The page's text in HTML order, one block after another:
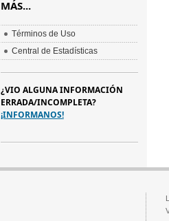
MÁS...
Términos de Uso
Central de Estadísticas
¿VIO ALGUNA INFORMACIÓN
ERRADA/INCOMPLETA?
¡INFORMANOS!